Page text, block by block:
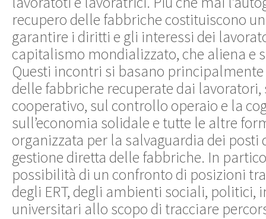
recupero delle fabbriche costituiscono
garantire i diritti e gli interessi dei
capitalismo mondializzato, che aliena e
Questi incontri si basano
delle fabbriche recuperate dai
cooperativo, sul controllo operaio e la
sull’economia solidale e tutte le altre
organizzata per la salvaguardia dei posti
gestione diretta delle fabbriche. In
possibilità di un confronto di posizioni
degli ERT, degli ambienti sociali, politici,
universitari allo scopo di tracciare